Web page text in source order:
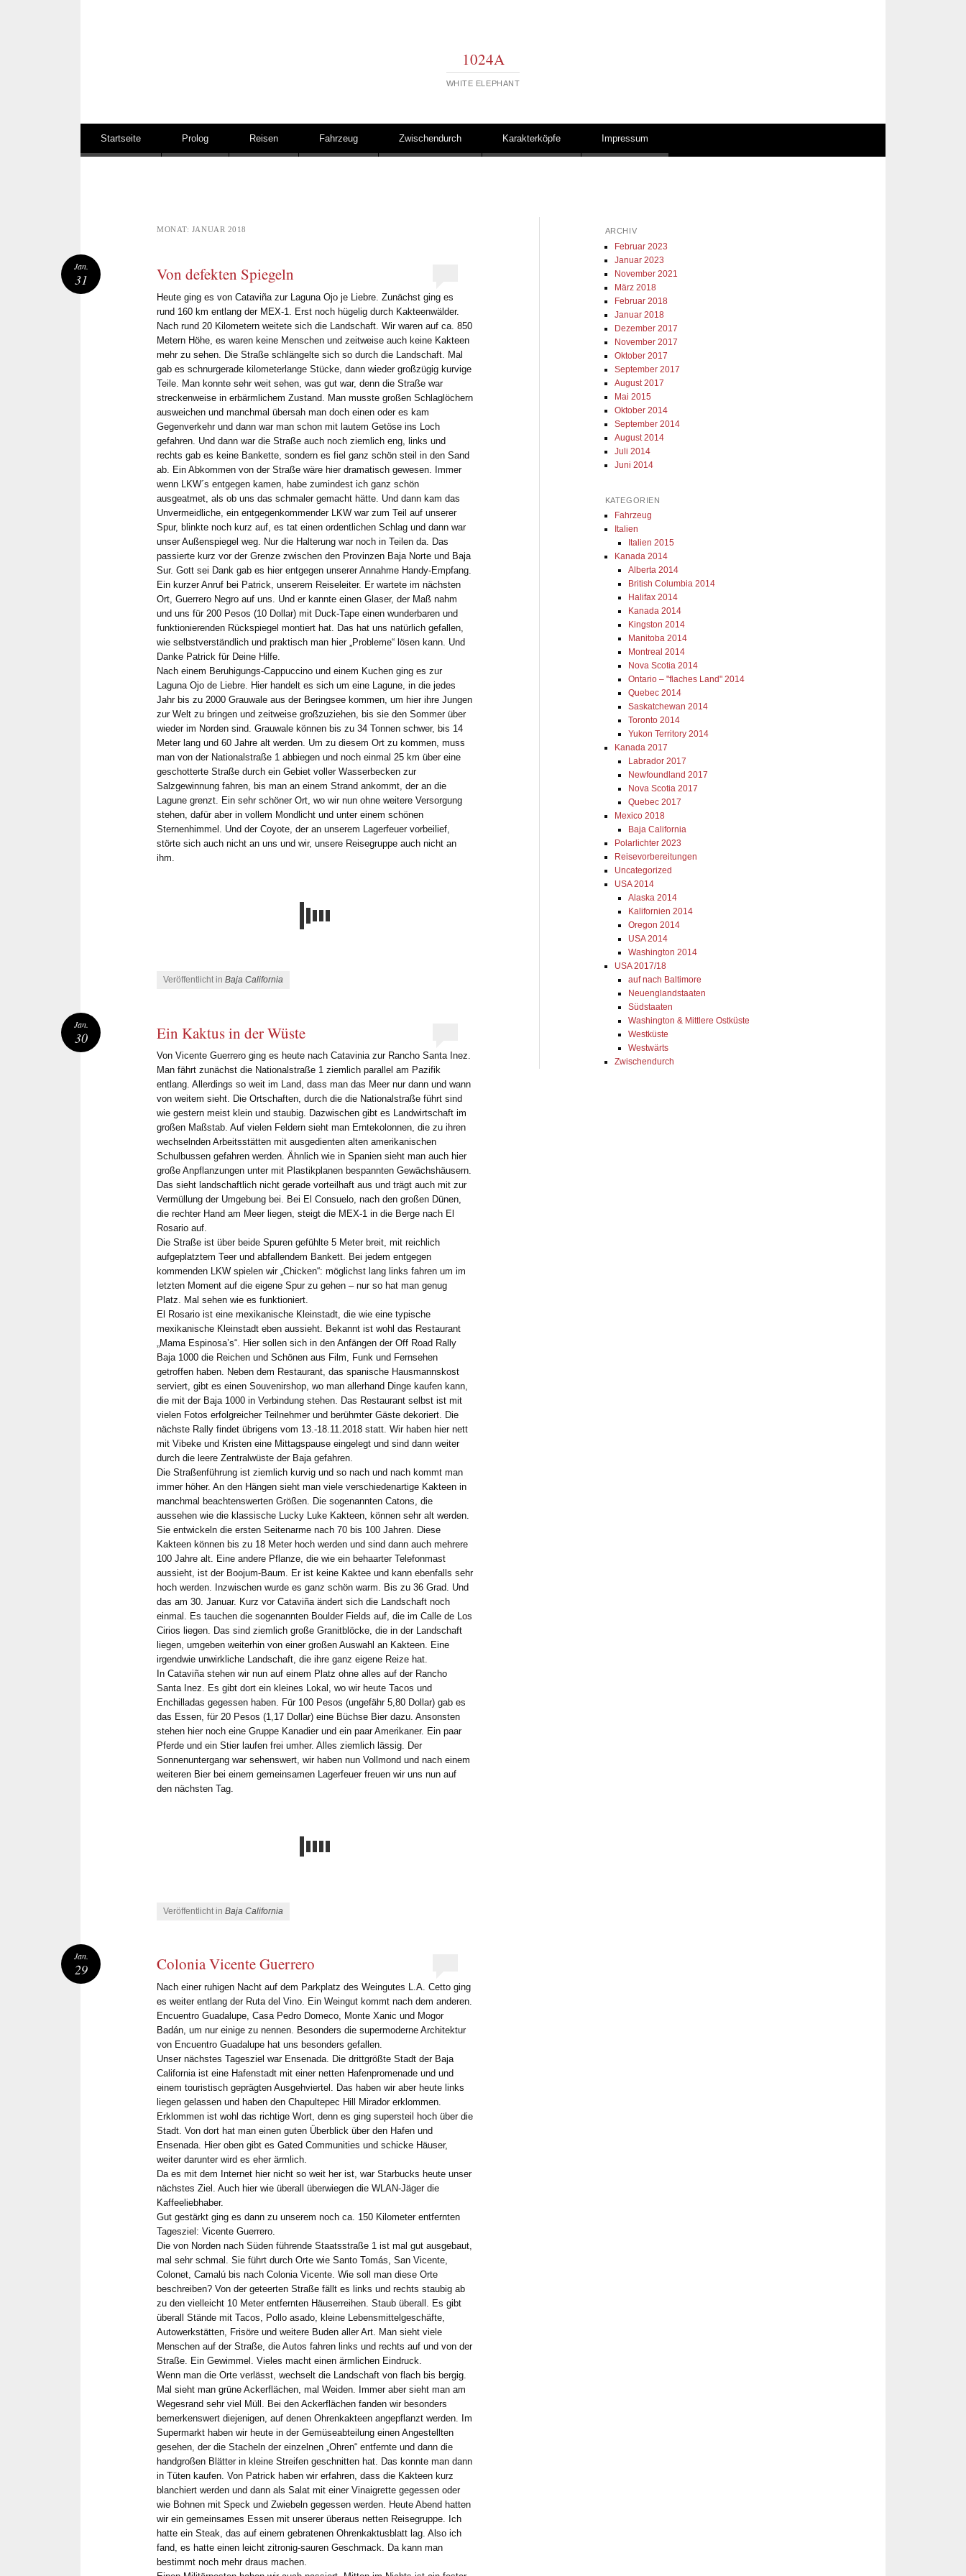
1024A
WHITE ELEPHANT
Springe zum Inhalt
Startseite Prolog Reisen Fahrzeug Zwischendurch Karakterköpfe Impressum
MONAT: JANUAR 2018
Von defekten Spiegeln
Heute ging es von Cataviña zur Laguna Ojo je Liebre. Zunächst ging es
rund 160 km entlang der MEX-1. Erst noch hügelig durch Kakteenwälder.
Nach rund 20 Kilometern weitete sich die Landschaft. Wir waren auf ca. 850
Metern Höhe, es waren keine Menschen und zeitweise auch keine Kakteen
mehr zu sehen. Die Straße schlängelte sich so durch die Landschaft. Mal
gab es schnurgerade kilometerlange Stücke, dann wieder großzügig kurvige
Teile. Man konnte sehr weit sehen, was gut war, denn die Straße war
streckenweise in erbärmlichem Zustand. Man musste großen Schlaglöchern
ausweichen und manchmal übersah man doch einen oder es kam
Gegenverkehr und dann war man schon mit lautem Getöse ins Loch
gefahren. Und dann war die Straße auch noch ziemlich eng, links und
rechts gab es keine Bankette, sondern es fiel ganz schön steil in den Sand
ab. Ein Abkommen von der Straße wäre hier dramatisch gewesen. Immer
wenn LKW´s entgegen kamen, habe zumindest ich ganz schön
ausgeatmet, als ob uns das schmaler gemacht hätte. Und dann kam das
Unvermeidliche, ein entgegenkommender LKW war zum Teil auf unserer
Spur, blinkte noch kurz auf, es tat einen ordentlichen Schlag und dann war
unser Außenspiegel weg. Nur die Halterung war noch in Teilen da. Das
passierte kurz vor der Grenze zwischen den Provinzen Baja Norte und Baja
Sur. Gott sei Dank gab es hier entgegen unserer Annahme Handy-Empfang.
Ein kurzer Anruf bei Patrick, unserem Reiseleiter. Er wartete im nächsten
Ort, Guerrero Negro auf uns. Und er kannte einen Glaser, der Maß nahm
und uns für 200 Pesos (10 Dollar) mit Duck-Tape einen wunderbaren und
funktionierenden Rückspiegel montiert hat. Das hat uns natürlich gefallen,
wie selbstverständlich und praktisch man hier „Probleme“ lösen kann. Und
Danke Patrick für Deine Hilfe.
Nach einem Beruhigungs-Cappuccino und einem Kuchen ging es zur
Laguna Ojo de Liebre. Hier handelt es sich um eine Lagune, in die jedes
Jahr bis zu 2000 Grauwale aus der Beringsee kommen, um hier ihre Jungen
zur Welt zu bringen und zeitweise großzuziehen, bis sie den Sommer über
wieder im Norden sind. Grauwale können bis zu 34 Tonnen schwer, bis 14
Meter lang und 60 Jahre alt werden. Um zu diesem Ort zu kommen, muss
man von der Nationalstraße 1 abbiegen und noch einmal 25 km über eine
geschotterte Straße durch ein Gebiet voller Wasserbecken zur
Salzgewinnung fahren, bis man an einem Strand ankommt, der an die
Lagune grenzt. Ein sehr schöner Ort, wo wir nun ohne weitere Versorgung
stehen, dafür aber in vollem Mondlicht und unter einem schönen
Sternenhimmel. Und der Coyote, der an unserem Lagerfeuer vorbeilief,
störte sich auch nicht an uns und wir, unsere Reisegruppe auch nicht an
ihm.
Veröffentlicht in Baja California
Jan.
31
Ein Kaktus in der Wüste
Von Vicente Guerrero ging es heute nach Catavinia zur Rancho Santa Inez.
Man fährt zunächst die Nationalstraße 1 ziemlich parallel am Pazifik
entlang. Allerdings so weit im Land, dass man das Meer nur dann und wann
von weitem sieht. Die Ortschaften, durch die die Nationalstraße führt sind
wie gestern meist klein und staubig. Dazwischen gibt es Landwirtschaft im
großen Maßstab. Auf vielen Feldern sieht man Erntekolonnen, die zu ihren
wechselnden Arbeitsstätten mit ausgedienten alten amerikanischen
Schulbussen gefahren werden. Ähnlich wie in Spanien sieht man auch hier
große Anpflanzungen unter mit Plastikplanen bespannten Gewächshäusern.
Das sieht landschaftlich nicht gerade vorteilhaft aus und trägt auch mit zur
Vermüllung der Umgebung bei. Bei El Consuelo, nach den großen Dünen,
die rechter Hand am Meer liegen, steigt die MEX-1 in die Berge nach El
Rosario auf.
Die Straße ist über beide Spuren gefühlte 5 Meter breit, mit reichlich
aufgeplatztem Teer und abfallendem Bankett. Bei jedem entgegen
kommenden LKW spielen wir „Chicken“: möglichst lang links fahren um im
letzten Moment auf die eigene Spur zu gehen – nur so hat man genug
Platz. Mal sehen wie es funktioniert.
El Rosario ist eine mexikanische Kleinstadt, die wie eine typische
mexikanische Kleinstadt eben aussieht. Bekannt ist wohl das Restaurant
„Mama Espinosa’s“. Hier sollen sich in den Anfängen der Off Road Rally
Baja 1000 die Reichen und Schönen aus Film, Funk und Fernsehen
getroffen haben. Neben dem Restaurant, das spanische Hausmannskost
serviert, gibt es einen Souvenirshop, wo man allerhand Dinge kaufen kann,
die mit der Baja 1000 in Verbindung stehen. Das Restaurant selbst ist mit
vielen Fotos erfolgreicher Teilnehmer und berühmter Gäste dekoriert. Die
nächste Rally findet übrigens vom 13.-18.11.2018 statt. Wir haben hier nett
mit Vibeke und Kristen eine Mittagspause eingelegt und sind dann weiter
durch die leere Zentralwüste der Baja gefahren.
Die Straßenführung ist ziemlich kurvig und so nach und nach kommt man
immer höher. An den Hängen sieht man viele verschiedenartige Kakteen in
manchmal beachtenswerten Größen. Die sogenannten Catons, die
aussehen wie die klassische Lucky Luke Kakteen, können sehr alt werden.
Sie entwickeln die ersten Seitenarme nach 70 bis 100 Jahren. Diese
Kakteen können bis zu 18 Meter hoch werden und sind dann auch mehrere
100 Jahre alt. Eine andere Pflanze, die wie ein behaarter Telefonmast
aussieht, ist der Boojum-Baum. Er ist keine Kaktee und kann ebenfalls sehr
hoch werden. Inzwischen wurde es ganz schön warm. Bis zu 36 Grad. Und
das am 30. Januar. Kurz vor Cataviña ändert sich die Landschaft noch
einmal. Es tauchen die sogenannten Boulder Fields auf, die im Calle de Los
Cirios liegen. Das sind ziemlich große Granitblöcke, die in der Landschaft
liegen, umgeben weiterhin von einer großen Auswahl an Kakteen. Eine
irgendwie unwirkliche Landschaft, die ihre ganz eigene Reize hat.
In Cataviña stehen wir nun auf einem Platz ohne alles auf der Rancho
Santa Inez. Es gibt dort ein kleines Lokal, wo wir heute Tacos und
Enchilladas gegessen haben. Für 100 Pesos (ungefähr 5,80 Dollar) gab es
das Essen, für 20 Pesos (1,17 Dollar) eine Büchse Bier dazu. Ansonsten
stehen hier noch eine Gruppe Kanadier und ein paar Amerikaner. Ein paar
Pferde und ein Stier laufen frei umher. Alles ziemlich lässig. Der
Sonnenuntergang war sehenswert, wir haben nun Vollmond und nach einem
weiteren Bier bei einem gemeinsamen Lagerfeuer freuen wir uns nun auf
den nächsten Tag.
Veröffentlicht in Baja California
Jan.
30
Colonia Vicente Guerrero
Nach einer ruhigen Nacht auf dem Parkplatz des Weingutes L.A. Cetto ging
es weiter entlang der Ruta del Vino. Ein Weingut kommt nach dem anderen.
Encuentro Guadalupe, Casa Pedro Domeco, Monte Xanic und Mogor
Badán, um nur einige zu nennen. Besonders die supermoderne Architektur
von Encuentro Guadalupe hat uns besonders gefallen.
Unser nächstes Tagesziel war Ensenada. Die drittgrößte Stadt der Baja
California ist eine Hafenstadt mit einer netten Hafenpromenade und und
einem touristisch geprägten Ausgehviertel. Das haben wir aber heute links
liegen gelassen und haben den Chapultepec Hill Mirador erklommen.
Erklommen ist wohl das richtige Wort, denn es ging supersteil hoch über die
Stadt. Von dort hat man einen guten Überblick über den Hafen und
Ensenada. Hier oben gibt es Gated Communities und schicke Häuser,
weiter darunter wird es eher ärmlich.
Da es mit dem Internet hier nicht so weit her ist, war Starbucks heute unser
nächstes Ziel. Auch hier wie überall überwiegen die WLAN-Jäger die
Kaffeeliebhaber.
Gut gestärkt ging es dann zu unserem noch ca. 150 Kilometer entfernten
Tagesziel: Vicente Guerrero.
Die von Norden nach Süden führende Staatsstraße 1 ist mal gut ausgebaut,
mal sehr schmal. Sie führt durch Orte wie Santo Tomás, San Vicente,
Colonet, Camalú bis nach Colonia Vicente. Wie soll man diese Orte
beschreiben? Von der geteerten Straße fällt es links und rechts staubig ab
zu den vielleicht 10 Meter entfernten Häuserreihen. Staub überall. Es gibt
überall Stände mit Tacos, Pollo asado, kleine Lebensmittelgeschäfte,
Autowerkstätten, Frisöre und weitere Buden aller Art. Man sieht viele
Menschen auf der Straße, die Autos fahren links und rechts auf und von der
Straße. Ein Gewimmel. Vieles macht einen ärmlichen Eindruck.
Wenn man die Orte verlässt, wechselt die Landschaft von flach bis bergig.
Mal sieht man grüne Ackerflächen, mal Weiden. Immer aber sieht man am
Wegesrand sehr viel Müll. Bei den Ackerflächen fanden wir besonders
bemerkenswert diejenigen, auf denen Ohrenkakteen angepflanzt werden. Im
Supermarkt haben wir heute in der Gemüseabteilung einen Angestellten
gesehen, der die Stacheln der einzelnen „Ohren“ entfernte und dann die
handgroßen Blätter in kleine Streifen geschnitten hat. Das konnte man dann
in Tüten kaufen. Von Patrick haben wir erfahren, dass die Kakteen kurz
blanchiert werden und dann als Salat mit einer Vinaigrette gegessen oder
wie Bohnen mit Speck und Zwiebeln gegessen werden. Heute Abend hatten
wir ein gemeinsames Essen mit unserer überaus netten Reisegruppe. Ich
hatte ein Steak, das auf einem gebratenen Ohrenkaktusblatt lag. Also ich
fand, es hatte einen leicht zitronig-sauren Geschmack. Da kann man
bestimmt noch mehr draus machen.
Jan.
29
ARCHIV
Februar 2023
Januar 2023
November 2021
März 2018
Februar 2018
Januar 2018
Dezember 2017
November 2017
Oktober 2017
September 2017
August 2017
Mai 2015
Oktober 2014
September 2014
August 2014
Juli 2014
Juni 2014
KATEGORIEN
Fahrzeug
Italien
Italien 2015
Kanada 2014
Alberta 2014
British Columbia 2014
Halifax 2014
Kanada 2014
Kingston 2014
Manitoba 2014
Montreal 2014
Nova Scotia 2014
Ontario – "flaches Land" 2014
Quebec 2014
Saskatchewan 2014
Toronto 2014
Yukon Territory 2014
Kanada 2017
Labrador 2017
Newfoundland 2017
Nova Scotia 2017
Quebec 2017
Mexico 2018
Baja California
Polarlichter 2023
Reisevorbereitungen
Uncategorized
USA 2014
Alaska 2014
Kalifornien 2014
Oregon 2014
USA 2014
Washington 2014
USA 2017/18
auf nach Baltimore
Neuenglandstaaten
Südstaaten
Washington & Mittlere Ostküste
Westküste
Westwärts
Zwischendurch